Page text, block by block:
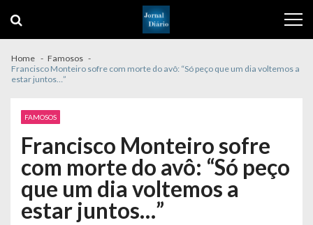
navigation
content
Home
Famosos
Francisco Monteiro sofre com morte do avô: “Só peço que um dia voltemos a
estar juntos…”
FAMOSOS
Francisco Monteiro sofre
com morte do avô: “Só peço
que um dia voltemos a
estar juntos…”